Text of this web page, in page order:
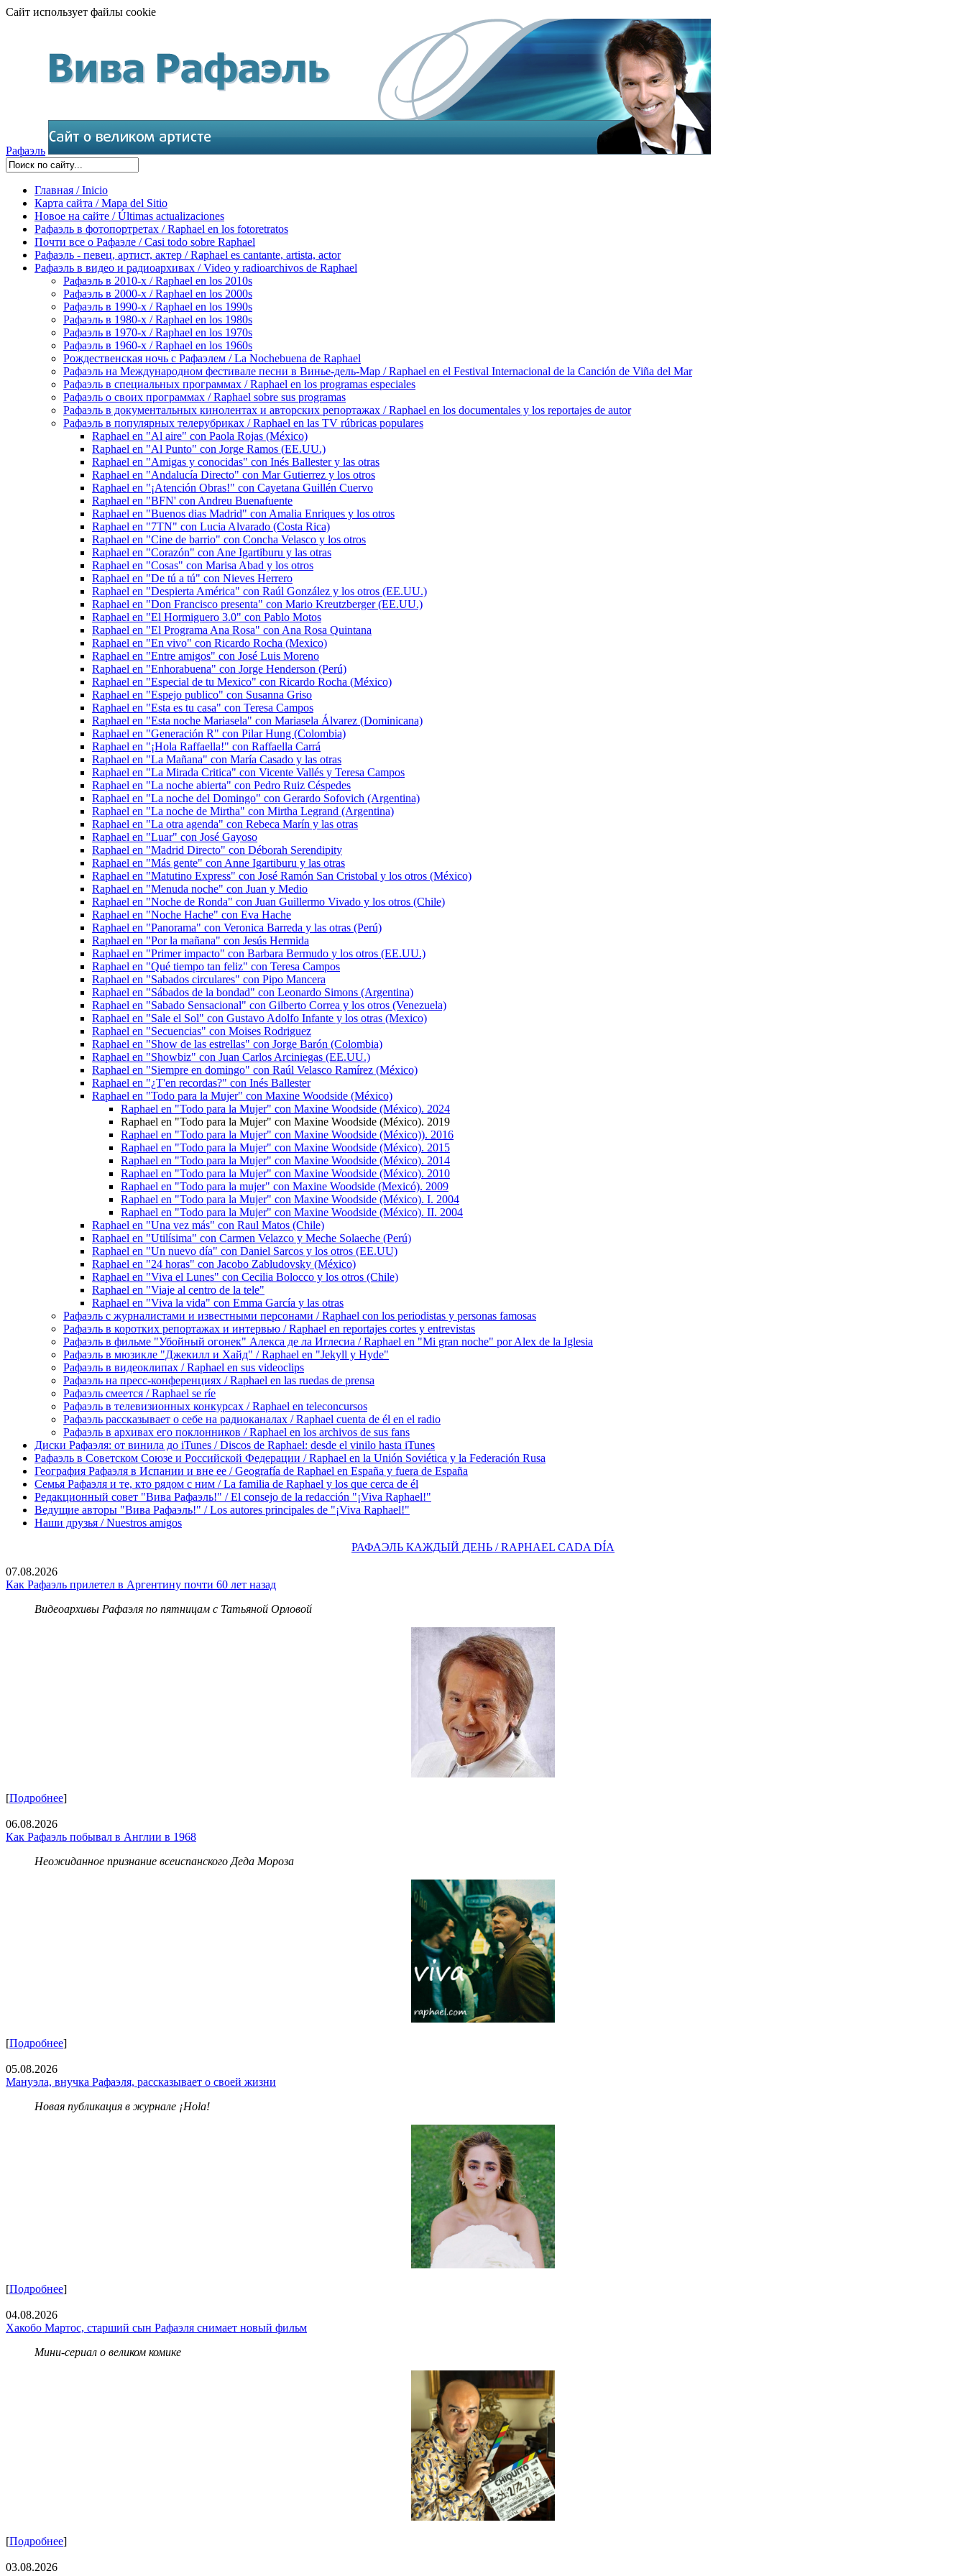
Сайт использует файлы cookie
Рафаэль
Главная / Inicio
Карта сайта / Mapa del Sitio
Новое на сайте / Últimas actualizaciones
Рафаэль в фотопортретах / Raphael en los fotoretratos
Почти все о Рафаэле / Casi todo sobre Raphael
Рафаэль - певец, артист, актер / Raphael es cantante, artista, actor
Рафаэль в видео и радиоархивах / Video y radioarchivos de Raphael
Рафаэль в 2010-х / Raphael en los 2010s
Рафаэль в 2000-х / Raphael en los 2000s
Рафаэль в 1990-х / Raphael en los 1990s
Рафаэль в 1980-х / Raphael en los 1980s
Рафаэль в 1970-х / Raphael en los 1970s
Рафаэль в 1960-х / Raphael en los 1960s
Рождественская ночь с Рафаэлем / La Nochebuena de Raphael
Рафаэль на Международном фестивале песни в Винье-дель-Мар / Raphael en el Festival Internacional de la Canción de Viña del Mar
Рафаэль в специальных программах / Raphael en los programas especiales
Рафаэль о своих программах / Raphael sobre sus programas
Рафаэль в документальных кинолентах и авторских репортажах / Raphael en los documentales y los reportajes de autor
Рафаэль в популярных телерубриках / Raphael en las TV rúbricas populares
Raphael en "Al aire" con Paola Rojas (México)
Raphael en "Al Punto" con Jorge Ramos (EE.UU.)
Raphael en "Amigas y conocidas" con Inés Ballester y las otras
Raphael en "Andalucía Directo" con Mar Gutierrez y los otros
Raphael en "¡Atención Obras!" con Cayetana Guillén Cuervo
Raphael en "BFN' con Andreu Buenafuente
Raphael en "Buenos dias Madrid" con Amalia Enriques y los otros
Raphael en "7TN" con Lucia Alvarado (Costa Rica)
Raphael en "Cine de barrio" con Concha Velasco y los otros
Raphael en "Corazón" con Ane Igartiburu y las otras
Raphael en "Cosas" con Marisa Abad y los otros
Raphael en "De tú a tú" con Nieves Herrero
Raphael en "Despierta América" con Raúl González y los otros (EE.UU.)
Raphael en "Don Francisco presenta" con Mario Kreutzberger (EE.UU.)
Raphael en "El Hormiguero 3.0" con Pablo Motos
Raphael en "El Programa Ana Rosa" con Ana Rosa Quintana
Raphael en "En vivo" con Ricardo Rocha (Mexico)
Raphael en "Entre amigos" con José Luis Moreno
Raphael en "Enhorabuena" con Jorge Henderson (Perú)
Raphael en "Especial de tu Mexico" con Ricardo Rocha (México)
Raphael en "Espejo publico" con Susanna Griso
Raphael en "Esta es tu casa" con Teresa Campos
Raphael en "Esta noche Mariasela" con Mariasela Álvarez (Dominicana)
Raphael en "Generación R" con Pilar Hung (Colombia)
Raphael en "¡Hola Raffaella!" con Raffaella Carrá
Raphael en "La Mañana" con María Casado y las otras
Raphael en "La Mirada Critica" con Vicente Vallés y Teresa Campos
Raphael en "La noche abierta" con Pedro Ruiz Céspedes
Raphael en "La noche del Domingo" con Gerardo Sofovich (Argentina)
Raphael en "La noche de Mirtha" con Mirtha Legrand (Argentina)
Raphael en "La otra agenda" con Rebeca Marín y las otras
Raphael en "Luar" con José Gayoso
Raphael en "Madrid Directo" con Déborah Serendipity
Raphael en "Más gente" con Anne Igartiburu y las otras
Raphael en "Matutino Express" con José Ramón San Cristobal y los otros (México)
Raphael en "Menuda noche" con Juan y Medio
Raphael en "Noche de Ronda" con Juan Guillermo Vivado y los otros (Chile)
Raphael en "Noche Hache" con Eva Hache
Raphael en "Panorama" con Veronica Barreda y las otras (Perú)
Raphael en "Por la mañana" con Jesús Hermida
Raphael en "Primer impacto" con Barbara Bermudo y los otros (EE.UU.)
Raphael en "Qué tiempo tan feliz" con Teresa Campos
Raphael en "Sabados circulares" con Pipo Mancera
Raphael en "Sábados de la bondad" con Leonardo Simons (Argentina)
Raphael en "Sabado Sensacional" con Gilberto Correa y los otros (Venezuela)
Raphael en "Sale el Sol" con Gustavo Adolfo Infante y los otras (Mexico)
Raphael en "Secuencias" con Moises Rodriguez
Raphael en "Show de las estrellas" con Jorge Barón (Colombia)
Raphael en "Showbiz" con Juan Carlos Arciniegas (EE.UU.)
Raphael en "Siempre en domingo" con Raúl Velasco Ramírez (México)
Raphael en "¿T'en recordas?" con Inés Ballester
Raphael en "Todo para la Mujer" con Maxine Woodside (México)
Raphael en "Todo para la Mujer" con Maxine Woodside (México). 2024
Raphael en "Todo para la Mujer" con Maxine Woodside (México). 2019
Raphael en "Todo para la Mujer" con Maxine Woodside (México)). 2016
Raphael en "Todo para la Mujer" con Maxine Woodside (México). 2015
Raphael en "Todo para la Mujer" con Maxine Woodside (México). 2014
Raphael en "Todo para la Mujer" con Maxine Woodside (México). 2010
Raphael en "Todo para la mujer" con Maxine Woodside (Mexicó). 2009
Raphael en "Todo para la Mujer" con Maxine Woodside (México). I. 2004
Raphael en "Todo para la Mujer" con Maxine Woodside (México). II. 2004
Raphael en "Una vez más" con Raul Matos (Chile)
Raphael en "Utilísima" con Carmen Velazco y Meche Solaeche (Perú)
Raphael en "Un nuevo día" con Daniel Sarcos y los otros (EE.UU)
Raphael en "24 horas" con Jacobo Zabludovsky (México)
Raphael en "Viva el Lunes" con Cecilia Bolocco y los otros (Chile)
Raphael en "Viaje al centro de la tele"
Raphael en "Viva la vida" con Emma García y las otras
Рафаэль с журналистами и известными персонами / Raphael con los periodistas y personas famosas
Рафаэль в коротких репортажах и интервью / Raphael en reportajes cortes y entrevistas
Рафаэль в фильме "Убойный огонек" Алекса де ла Иглесиа / Raphael en "Mi gran noche" por Alex de la Iglesia
Рафаэль в мюзикле "Джекилл и Хайд" / Raphael en "Jekyll y Hyde"
Рафаэль в видеоклипах / Raphael en sus videoclips
Рафаэль на пресс-конференциях / Raphael en las ruedas de prensa
Рафаэль смеется / Raphael se ríe
Рафаэль в телевизионных конкурсах / Raphael en teleconcursos
Рафаэль рассказывает о себе на радиоканалах / Raphael cuenta de él en el radio
Рафаэль в архивах его поклонников / Raphael en los archivos de sus fans
Диски Рафаэля: от винила до iTunes / Discos de Raphael: desde el vinilo hasta iTunes
Рафаэль в Советском Союзе и Российской Федерации / Raphael en la Unión Soviética y la Federación Rusa
География Рафаэля в Испании и вне ее / Geografía de Raphael en España y fuera de España
Семья Рафаэля и те, кто рядом с ним / La familia de Raphael y los que cerca de él
Редакционный совет "Вива Рафаэль!" / El consejo de la redacción "¡Viva Raphael!"
Ведущие авторы "Вива Рафаэль!" / Los autores principales de "¡Viva Raphael!"
Наши друзья / Nuestros amigos
РАФАЭЛЬ КАЖДЫЙ ДЕНЬ / RAPHAEL CADA DÍA
07.08.2026
Как Рафаэль прилетел в Аргентину почти 60 лет назад
Видеоархивы Рафаэля по пятницам с Татьяной Орловой
[Подробнее]
06.08.2026
Как Рафаэль побывал в Англии в 1968
Неожиданное признание всеиспанского Деда Мороза
[Подробнее]
05.08.2026
Мануэла, внучка Рафаэля, рассказывает о своей жизни
Новая публикация в журнале ¡Hola!
[Подробнее]
04.08.2026
Хакобо Мартос, старший сын Рафаэля снимает новый фильм
Мини-сериал о великом комике
[Подробнее]
03.08.2026